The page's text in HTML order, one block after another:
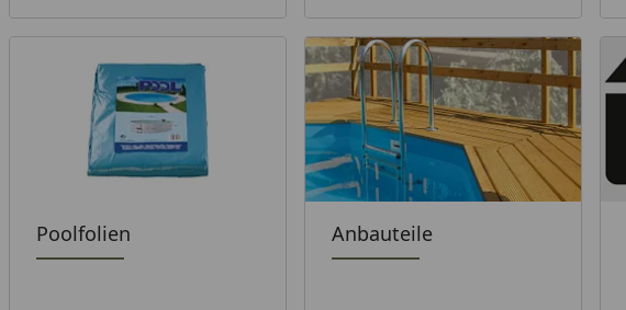
Poolfolien Anbauteile